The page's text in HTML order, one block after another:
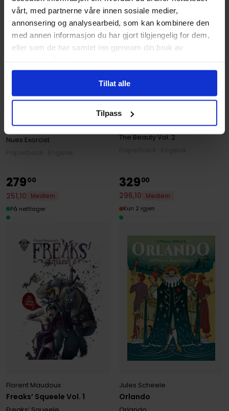
vårt, med partnerne våre innen sosiale medier,
annonsering og analysearbeid, som kan kombinere den
med annen informasjon du har gjort tilgjengelig for dem,
eller som de har samlet inn gjennom din bruk av
Tillat alle
Tilpass
Volume 7
Kota Kawae
Nues Exorcist
The Beauty Book Two
Jason A. Hurley
The BeautyVol. 2
Freaks’ Squeele Vol. 1
Florent Maudoux
27900
251,10
Medlem
På nettlager
Orlando
Jules Scheele
32900
296,10
Medlem
Kun 2 igjen